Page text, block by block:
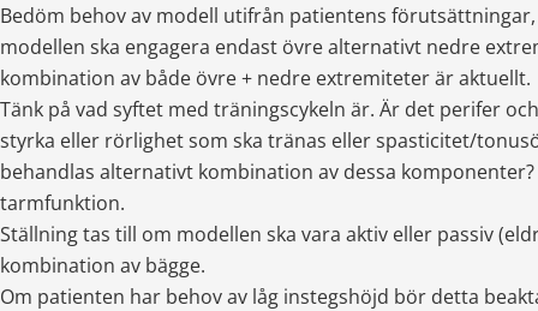
Bedöm behov av modell utifrån patientens
modellen ska engagera endast övre alternativt nedre
kombination av både övre + nedre extremiteter är aktuellt.
Tänk på vad syftet med träningscykeln är. Är det perifer
styrka eller rörlighet som ska tränas eller spasticitet/
behandlas alternativt kombination av dessa
tarmfunktion.
Ställning tas till om modellen ska vara aktiv eller passiv
kombination av bägge.
Om patienten har behov av låg instegshöjd bör detta